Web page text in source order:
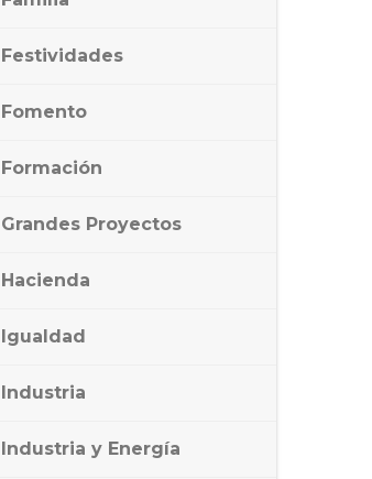
Festividades
Fomento
Formación
Grandes Proyectos
Hacienda
Igualdad
Industria
Industria y Energía